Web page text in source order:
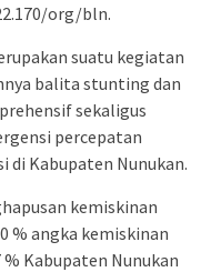
org/bln.
suatu kegiatan
balita stunting dan
sekaligus
percepatan
Kabupaten Nunukan.
kemiskinan
% angka kemiskinan
Kabupaten Nunukan